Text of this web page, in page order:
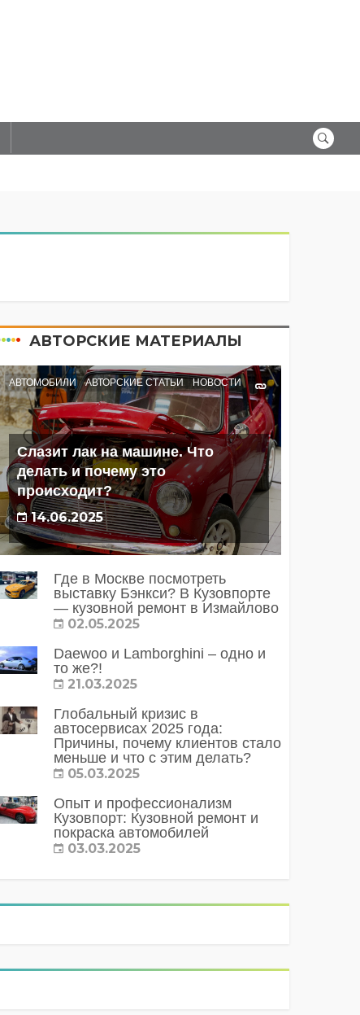
АВТОРСКИЕ МАТЕРИАЛЫ
АВТОМОБИЛИ АВТОРСКИЕ СТАТЬИ НОВОСТИ
Слазит лак на машине. Что
делать и почему это
происходит?
14.06.2025
Где в Москве посмотреть
выставку Бэнкси? В Кузовпорте
— кузовной ремонт в Измайлово
02.05.2025
Daewoo и Lamborghini – одно и
то же?!
21.03.2025
Глобальный кризис в
автосервисах 2025 года:
Причины, почему клиентов стало
меньше и что с этим делать?
05.03.2025
Опыт и профессионализм
Кузовпорт: Кузовной ремонт и
покраска автомобилей
03.03.2025